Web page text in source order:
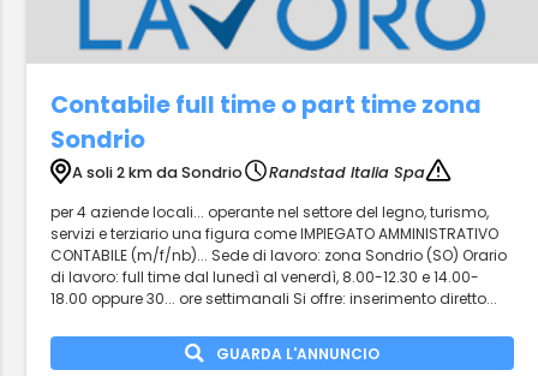
Contabile full time o part time zona
Sondrio
A soli 2 km da Sondrio
Randstad Italia Spa
per 4 aziende locali... operante nel settore del legno, turismo,
servizi e terziario una figura come IMPIEGATO AMMINISTRATIVO
CONTABILE (m/f/nb)... Sede di lavoro: zona Sondrio (SO) Orario
di lavoro: full time dal lunedì al venerdì, 8.00-12.30 e 14.00-
18.00 oppure 30... ore settimanali Si offre: inserimento diretto...
GUARDA L'ANNUNCIO